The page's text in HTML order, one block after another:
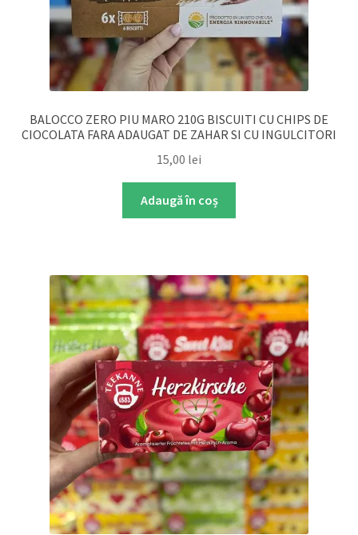
BALOCCO ZERO PIU MARO 210G BISCUITI CU CHIPS DE
CIOCOLATA FARA ADAUGAT DE ZAHAR SI CU INGULCITORI
15,00 lei
Adaugă în coș